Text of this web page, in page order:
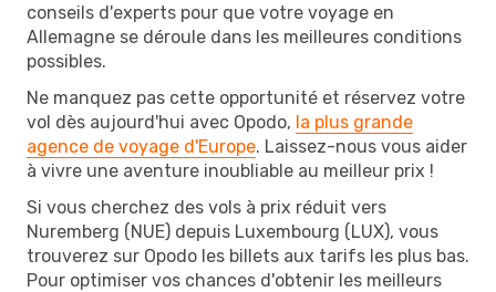
conseils d'experts pour que votre voyage en
Allemagne se déroule dans les meilleures conditions
possibles.
Ne manquez pas cette opportunité et réservez votre
vol dès aujourd'hui avec Opodo, la plus grande
agence de voyage d'Europe. Laissez-nous vous aider
à vivre une aventure inoubliable au meilleur prix !
Si vous cherchez des vols à prix réduit vers
Nuremberg (NUE) depuis Luxembourg (LUX), vous
trouverez sur Opodo les billets aux tarifs les plus bas.
Pour optimiser vos chances d'obtenir les meilleurs